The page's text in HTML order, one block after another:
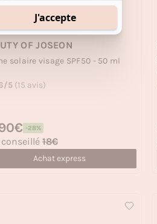
OF JOSEON
solaire visage SPF50 - 50 ml
5 (15 avis)
-28%
habituel
18€
Achat express